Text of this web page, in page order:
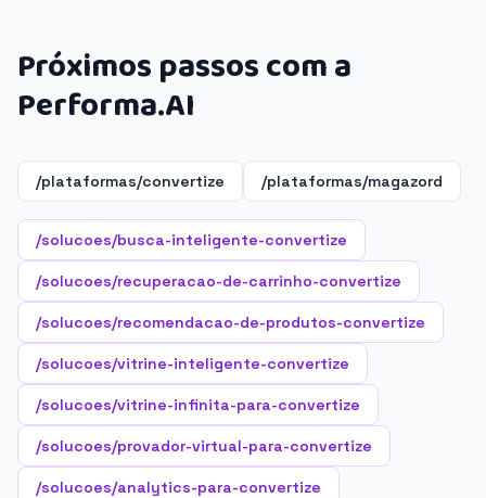
Próximos passos com a
Performa.AI
/plataformas/convertize /plataformas/magazord
/solucoes/busca-inteligente-convertize
/solucoes/recuperacao-de-carrinho-convertize
/solucoes/recomendacao-de-produtos-convertize
/solucoes/vitrine-inteligente-convertize
/solucoes/vitrine-infinita-para-convertize
/solucoes/provador-virtual-para-convertize
/solucoes/analytics-para-convertize